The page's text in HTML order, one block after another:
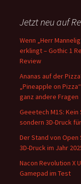
Jetzt neu auf
Wenn „Herr
erklingt – Gothic 1
Review
Ananas auf der
„Pineapple on
ganz andere Fragen
Geeetech M1S:
sondern 3D-Druck
Der Stand von Open
3D-Druck im Jahr
Nacon Revolution X
Gamepad im Test